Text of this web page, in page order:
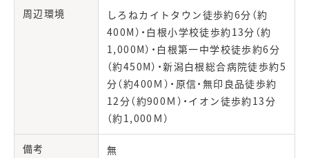
周辺環境
しろねカイトタウン徒歩約6分（約
400M）・白根小学校徒歩約13分（約
1,000M）・白根第一中学校徒歩約6分
（約450M）・新潟白根総合病院徒歩約5
分（約400Ｍ）・原信・無印良品徒歩約
12分（約900Ｍ）・イオン徒歩約13分
（約1,000Ｍ）
備考 無